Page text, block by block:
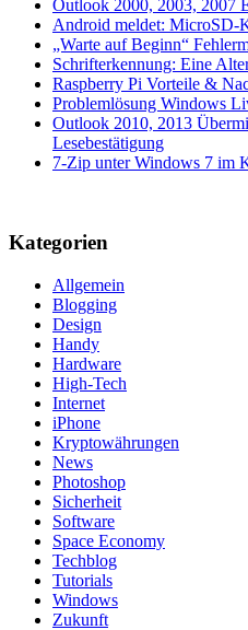
Outlook 2000, 2003, 2007
Android meldet: MicroSD-
„Warte auf Beginn“
Schrifterkennung: Eine
Raspberry Pi Vorteile &
Problemlösung Windows
Outlook 2010, 2013
Lesebestätigung
7-Zip unter Windows 7 im
Kategorien
Allgemein
Blogging
Design
Handy
Hardware
High-Tech
Internet
iPhone
Kryptowährungen
News
Photoshop
Sicherheit
Software
Space Economy
Techblog
Tutorials
Windows
Zukunft